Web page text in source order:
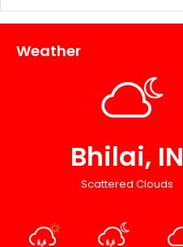
Weather
Bhilai, IN
Scattered Clouds